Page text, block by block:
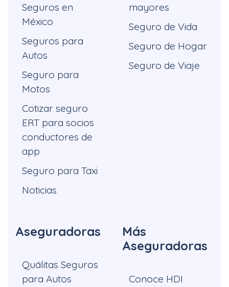
Seguros en
México
Seguros para
Autos
Seguro para
Motos
Cotizar seguro
ERT para socios
conductores de
app
Seguro para Taxi
Noticias
mayores
Seguro de Vida
Seguro de Hogar
Seguro de Viaje
Aseguradoras
Quálitas Seguros
para Autos
Más
Aseguradoras
Conoce HDI